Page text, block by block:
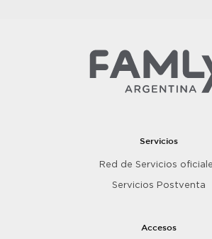
Servicios
Red de Servicios
Servicios Postventa
Accesos